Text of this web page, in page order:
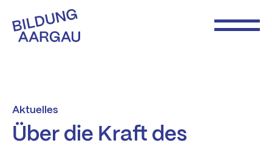
Aktuelles
Über die Kraft des